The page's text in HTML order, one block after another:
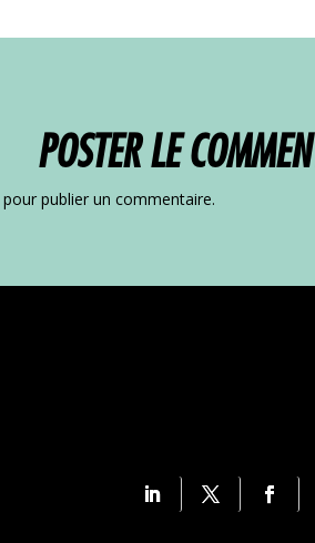
POSTER LE
pour publier un commentaire.